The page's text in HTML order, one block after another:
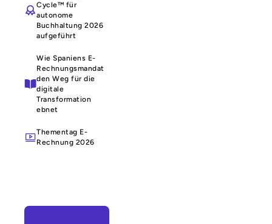
Cycle™ für
autonome
Buchhaltung 2026
aufgeführt
Wie Spaniens E-
Rechnungsmandat
den Weg für die
digitale
Transformation
ebnet
Thementag E-
Rechnung 2026